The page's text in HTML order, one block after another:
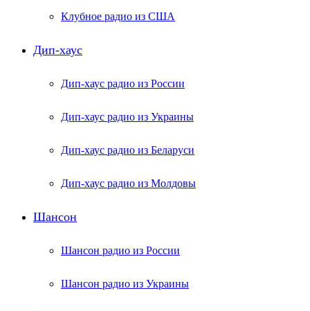
Клубное радио из США
Дип-хаус
Дип-хаус радио из России
Дип-хаус радио из Украины
Дип-хаус радио из Беларуси
Дип-хаус радио из Молдовы
Шансон
Шансон радио из России
Шансон радио из Украины